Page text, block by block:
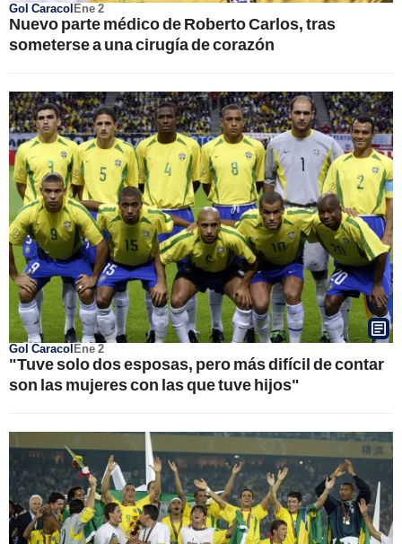
Gol CaracolEne 2
Nuevo parte médico de Roberto Carlos, tras
someterse a una cirugía de corazón
Gol CaracolEne 2
"Tuve solo dos esposas, pero más difícil de contar
son las mujeres con las que tuve hijos"